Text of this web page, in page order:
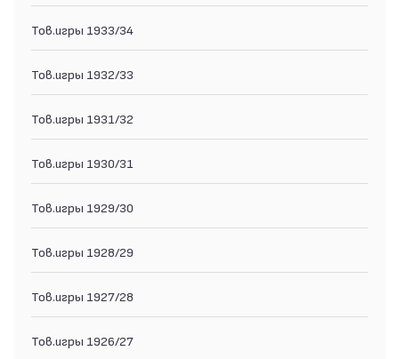
Тов.игры 1933/34
Тов.игры 1932/33
Тов.игры 1931/32
Тов.игры 1930/31
Тов.игры 1929/30
Тов.игры 1928/29
Тов.игры 1927/28
Тов.игры 1926/27